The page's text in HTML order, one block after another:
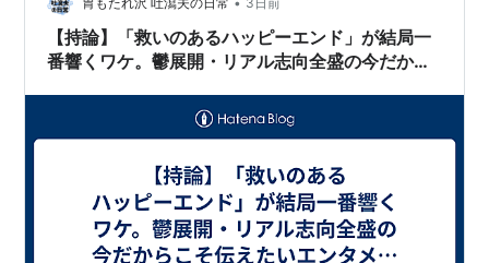
【持論】「救いのあるハッピーエンド」が結局一
番響くワケ。鬱展開・リアル志向全盛の今だから